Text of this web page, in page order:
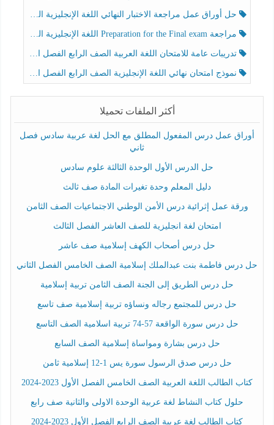
حل أوراق عمل مراجعة الاختبار النهائي اللغة الإنجليزية الصف الرابع الفصل الثالث
مراجعة Preparation for the Final exam اللغة الإنجليزية الصف الرابع الفصل الثالث
تدريبات عامة للامتحان اللغة العربية الصف الرابع الفصل الثالث
نموذج امتحان نهائي اللغة الإنجليزية الصف الرابع الفصل الثالث
أكثر الملفات تحميلا
أوراق عمل درس المفعول المطلق مع الحل لغة عربية سادس فصل
ثاني
حل الدرس الأول الوحدة الثالثة علوم سادس
دليل المعلم وحدة تغيرات المادة صف ثالث
ورقة عمل إثرائية درس الأمن الوطني الاجتماعيات الصف الثامن
امتحان لغة انجليزية للصف العاشر الفصل الثالث
حل درس أصحاب الكهف إسلامية صف عاشر
حل درس فاطمة بنت عبدالملك إسلامية الصف الخامس الفصل الثاني
حل درس الطريق إلى الجنة الصف الثامن تربية إسلامية
حل درس للمجتمع رجاله ونساؤه تربية إسلامية صف تاسع
حل درس سورة الواقعة 57-74 تربية اسلامية الصف التاسع
حل درس بشارة ومواساة إسلامية الصف السابع
حل درس صدق الرسول سورة يس 1-12 إسلامية ثامن
كتاب الطالب اللغة العربية الصف الخامس الفصل الأول 2023-2024
حلول كتاب النشاط لغة عربية الوحدة الاولى والثانية صف رابع
كتاب الطالب لغة عربية الصف الرابع الفصل الأول 2023-2024